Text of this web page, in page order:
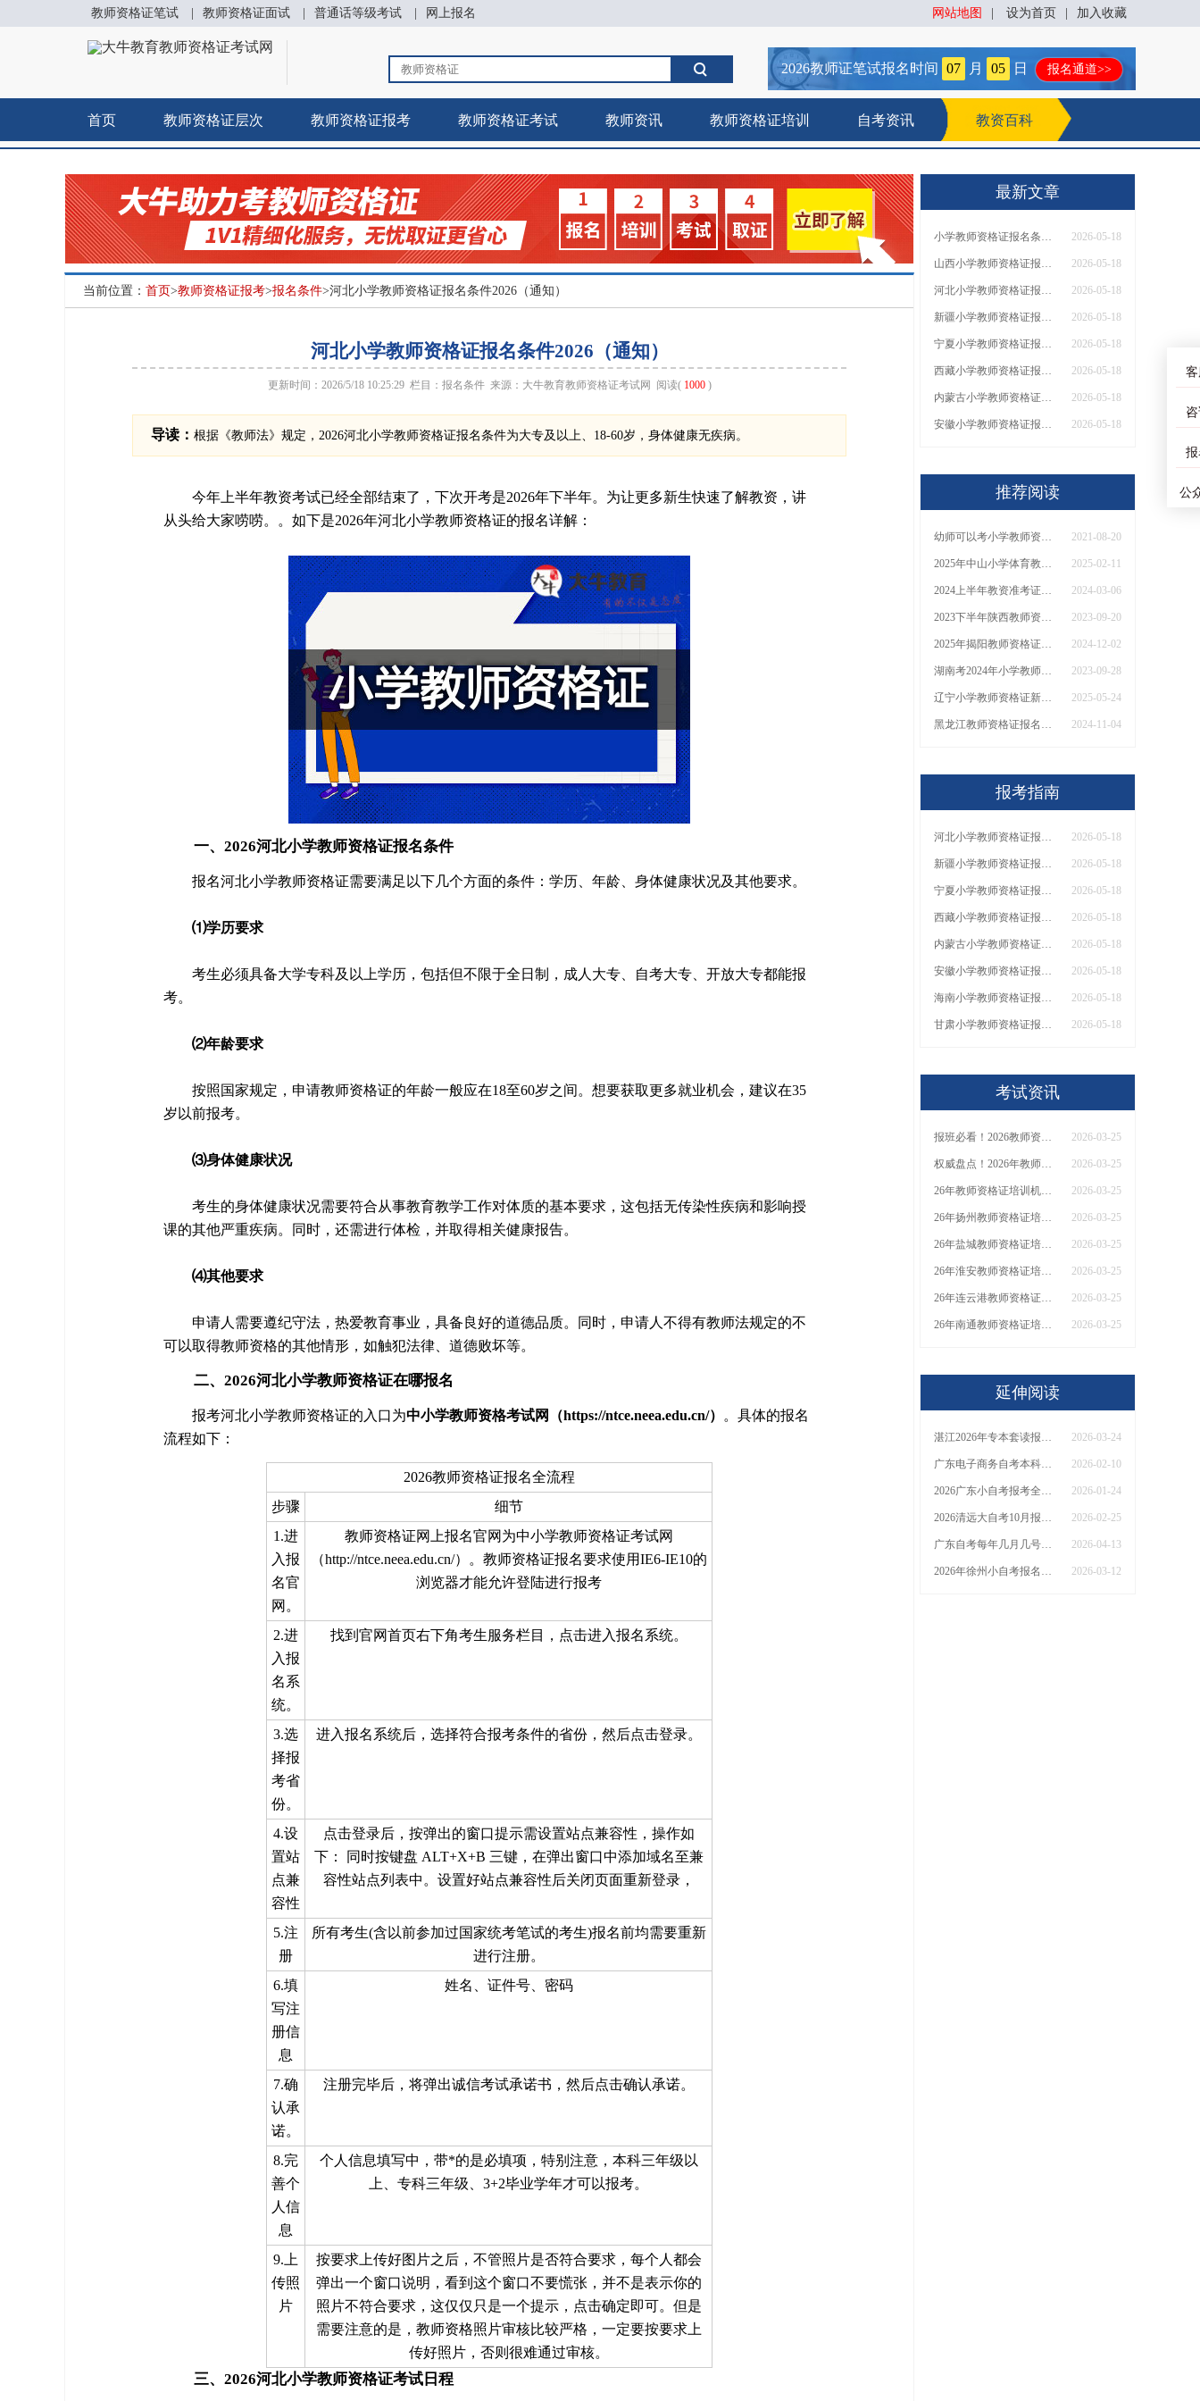
教师资格证笔试 教师资格证面试 普通话等级考试 网上报名 网站地图 设为首页 加入收藏
2026教师证笔试报名时间 07 月 05 日 报名通道>>
首页 教师资格证层次 教师资格证报考 教师资格证考试 教师资讯 教师资格证培训 自考资讯 教资百科
当前位置： 首页>教师资格证报考>报名条件>河北小学教师资格证报名条件2026（通知）
河北小学教师资格证报名条件2026（通知）
更新时间：2026/5/18 10:25:29 栏目： 报名条件来源： 大牛教育教师资格证考试网 阅读( 1000 )
导读： 根据《教师法》规定，2026河北小学教师资格证报名条件为大专及以上、18-60岁，身体健康无疾病。
今年上半年教资考试已经全部结束了，下次开考是2026年下半年。为让更多新生快速了解教资，讲
从头给大家唠唠。。如下是2026年河北小学教师资格证的报名详解：
一、2026河北小学教师资格证报名条件
报名河北小学教师资格证需要满足以下几个方面的条件：学历、年龄、身体健康状况及其他要求。
⑴学历要求
考生必须具备大学专科及以上学历，包括但不限于全日制，成人大专、自考大专、开放大专都能报
考。
⑵年龄要求
按照国家规定，申请教师资格证的年龄一般应在18至60岁之间。想要获取更多就业机会，建议在35
岁以前报考。
⑶身体健康状况
考生的身体健康状况需要符合从事教育教学工作对体质的基本要求，这包括无传染性疾病和影响授
课的其他严重疾病。同时，还需进行体检，并取得相关健康报告。
⑷其他要求
申请人需要遵纪守法，热爱教育事业，具备良好的道德品质。同时，申请人不得有教师法规定的不
可以取得教师资格的其他情形，如触犯法律、道德败坏等。
二、2026河北小学教师资格证在哪报名
报考河北小学教师资格证的入口为中小学教师资格考试网（https://ntce.neea.edu.cn/）
。具体的报名
流程如下：
2026教师资格证报名全流程
步骤
细节
1.进
入报
名官
网。
教师资格证网上报名官网为中小学教师资格证考试网
（http://ntce.neea.edu.cn/）。教师资格证报名要求使用IE6-IE10的
浏览器才能允许登陆进行报考
2.进
入报
名系
统。
找到官网首页右下角考生服务栏目，点击进入报名系统。
3.选
择报
考省
份。
进入报名系统后，选择符合报考条件的省份，然后点击登录。
4.设
置站
点兼
容性
点击登录后，按弹出的窗口提示需设置站点兼容性，操作如
下： 同时按键盘 ALT+X+B 三键，在弹出窗口中添加域名至兼
容性站点列表中。设置好站点兼容性后关闭页面重新登录，
5.注
册
所有考生(含以前参加过国家统考笔试的考生)报名前均需要重新
进行注册。
6.填
写注
册信
息
姓名、证件号、密码
7.确
认承
诺。
注册完毕后，将弹出诚信考试承诺书，然后点击确认承诺。
8.完
善个
人信
息
个人信息填写中，带*的是必填项，特别注意，本科三年级以
上、专科三年级、3+2毕业学年才可以报考。
9.上
传照
片
按要求上传好图片之后，不管照片是否符合要求，每个人都会
弹出一个窗口说明，看到这个窗口不要慌张，并不是表示你的
照片不符合要求，这仅仅只是一个提示，点击确定即可。但是
需要注意的是，教师资格照片审核比较严格，一定要按要求上
传好照片，否则很难通过审核。
三、2026河北小学教师资格证考试日程
最新文章
小学教师资格证报名条件2026（通知） 2026-05-18
山西小学教师资格证报名条件2026（通知） 2026-05-18
河北小学教师资格证报名条件2026（通知） 2026-05-18
新疆小学教师资格证报名条件2026（通知） 2026-05-18
宁夏小学教师资格证报名条件2026（通知） 2026-05-18
西藏小学教师资格证报名条件2026（通知） 2026-05-18
内蒙古小学教师资格证报名条件2026（通知） 2026-05-18
安徽小学教师资格证报名条件2026（通知） 2026-05-18
推荐阅读
幼师可以考小学教师资格证吗？ 2021-08-20
2025年中山小学体育教师资格证考试科目 怎么报？ 2025-02-11
2024上半年教资准考证打印时间具体几号开始 2024-03-06
2023下半年陕西教师资格证面试报名须知（内附具体时间） 2023-09-20
2025年揭阳教师资格证面试裸考通过率为0！ 2024-12-02
湖南考2024年小学教师资格证的用处与意义 2023-09-28
辽宁小学教师资格证新生报名指引2025 2025-05-24
黑龙江教师资格证报名指南2025（+时间+条件） 2024-11-04
报考指南
河北小学教师资格证报名条件2026（通知） 2026-05-18
新疆小学教师资格证报名条件2026（通知） 2026-05-18
宁夏小学教师资格证报名条件2026（通知） 2026-05-18
西藏小学教师资格证报名条件2026（通知） 2026-05-18
内蒙古小学教师资格证报名条件2026（通知） 2026-05-18
安徽小学教师资格证报名条件2026（通知） 2026-05-18
海南小学教师资格证报名条件2026（通知） 2026-05-18
甘肃小学教师资格证报名条件2026（通知） 2026-05-18
考试资讯
报班必看！2026教师资格证报考培训班推荐榜TOP5！ 2026-03-25
权威盘点！2026年教师资格证十大知名机构排名与选择全攻略 2026-03-25
26年教师资格证培训机构哪个好？值得推荐有？ 2026-03-25
26年扬州教师资格证培训机构哪个好？值得推荐有？ 2026-03-25
26年盐城教师资格证培训机构哪个好？值得推荐有？ 2026-03-25
26年淮安教师资格证培训机构哪个好？值得推荐有？ 2026-03-25
26年连云港教师资格证培训机构哪个好？值得推荐有？ 2026-03-25
26年南通教师资格证培训机构哪个好？值得推荐有？ 2026-03-25
延伸阅读
湛江2026年专本套读报名官网、学费及报考条件 2026-03-24
广东电子商务自考本科（2026）开考课程+报名指南 2026-02-10
2026广东小自考报考全流程详解（从注册到报考一步步指南） 2026-01-24
2026清远大自考10月报名时间今日公布 2026-02-25
广东自考每年几月几号？附报考流程！ 2026-04-13
2026年徐州小自考报名地址+联系方式 2026-03-12
公